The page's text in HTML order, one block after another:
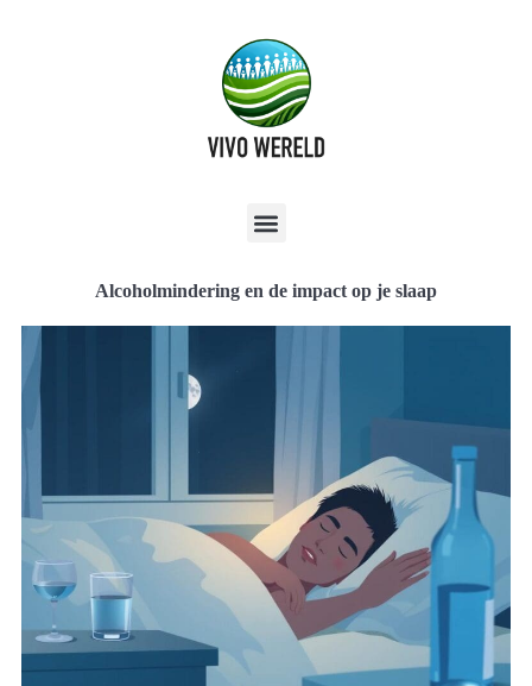
Alcoholmindering en de impact op je slaap